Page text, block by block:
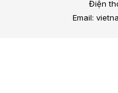
Điện
Email: